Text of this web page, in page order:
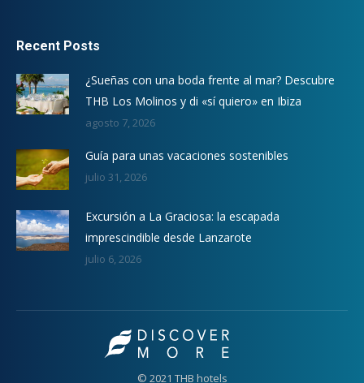
Recent Posts
¿Sueñas con una boda frente al mar? Descubre
THB Los Molinos y di «sí quiero» en Ibiza
agosto 7, 2026
Guía para unas vacaciones sostenibles
julio 31, 2026
Excursión a La Graciosa: la escapada
imprescindible desde Lanzarote
julio 6, 2026
© 2021 THB hotels